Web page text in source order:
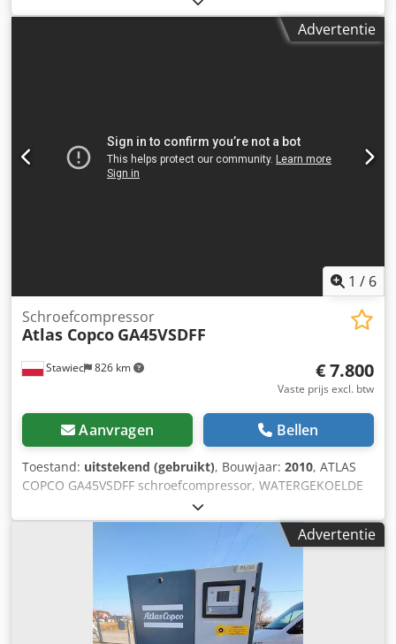
motor,; druk max 7,5 bar; jaar;2006 Dkodpfori Rmwox Ag
Ter kilometerstand;12746u!!! 25500 netto 31365 bruto
Advertentie
1 / 6
Stawiec 826 km
Schroefcompressor
Atlas Copco GA45VSDFF
€ 7.800
Vaste prijs excl. btw
Aanvragen Bellen
Toestand: uitstekend (gebruikt), Bouwjaar: 2010, ATLAS
COPCO GA45VSDFF schroefcompressor, WATERGEKOELDE
machine met frequentieomvormer en droger na
onderhoud Dkedpfx Agoyt Hzgs Tsr Technische gegevens:
capaciteit: 8,67 m3/min; motorvermogen: 45 kW; max.
druk: 12,75 bar; bouwjaar: 2010 urenstand: 9714 uur!!!
Prijs: €33.500 netto / €41.205 bruto De compressor is
volledig operationeel, klaar voor gebruik en wordt geleverd
met garantie. Serivce en onderhoud worden door ons
gegarandeerd.
Advertentie